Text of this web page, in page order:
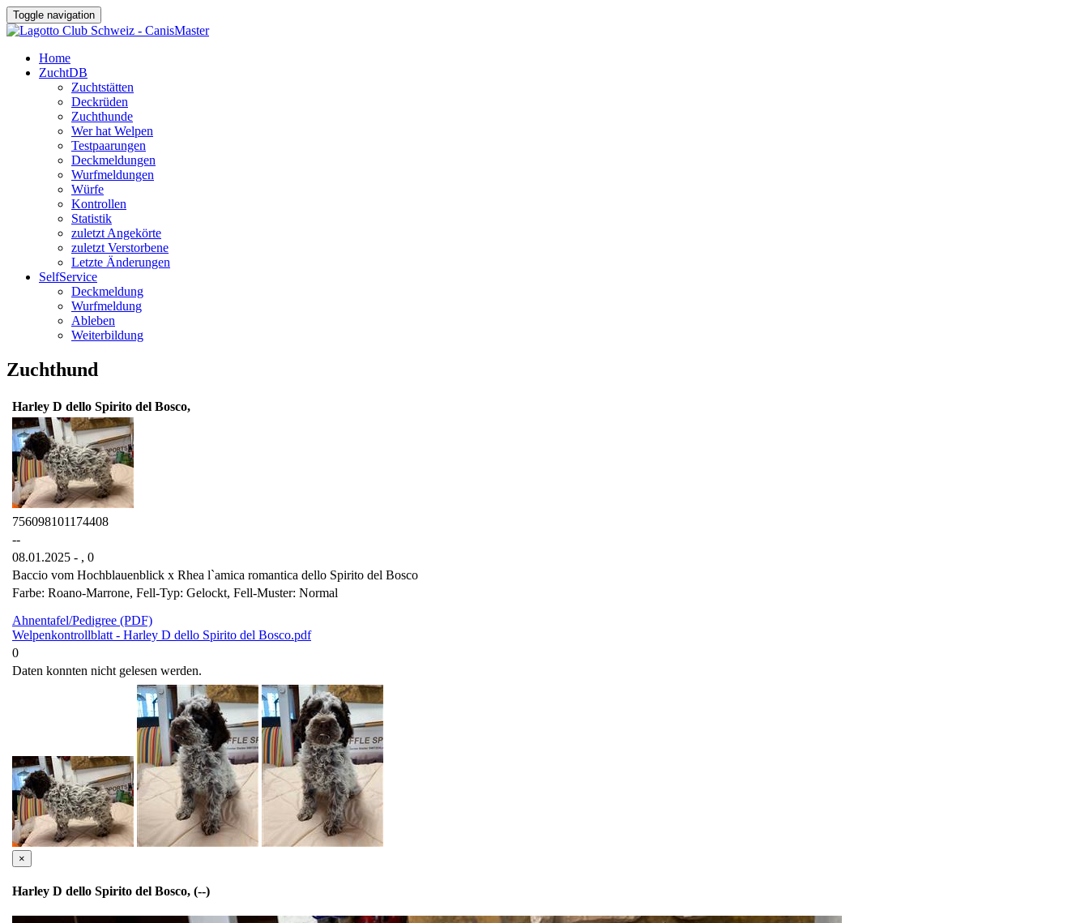
Toggle navigation
Home
ZuchtDB
Zuchtstätten
Deckrüden
Zuchthunde
Wer hat Welpen
Testpaarungen
Deckmeldungen
Wurfmeldungen
Würfe
Kontrollen
Statistik
zuletzt Angekörte
zuletzt Verstorbene
Letzte Änderungen
SelfService
Deckmeldung
Wurfmeldung
Ableben
Weiterbildung
Zuchthund
Harley D dello Spirito del Bosco,
756098101174408
--
08.01.2025 - , 0
Baccio vom Hochblauenblick x Rhea l`amica romantica dello Spirito del Bosco
Farbe: Roano-Marrone, Fell-Typ: Gelockt, Fell-Muster: Normal
Ahnentafel/Pedigree (PDF)
Welpenkontrollblatt - Harley D dello Spirito del Bosco.pdf
0
Daten konnten nicht gelesen werden.
×
Harley D dello Spirito del Bosco, (--)